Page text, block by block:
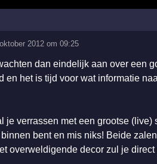
2012 om 09:25
dan eindelijk aan over een
het is tijd voor wat informatie
je verrassen met een grootse (live)
bent en mis niks! Beide
overweldigende decor zul je